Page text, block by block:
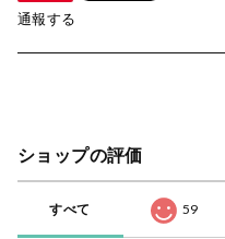
通報する
ショップの評価
すべて 59